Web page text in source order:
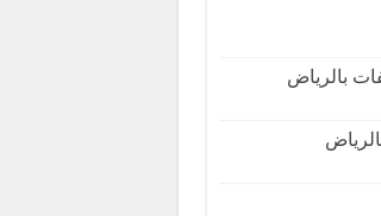
بالرياض